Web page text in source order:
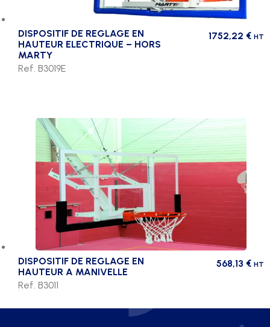
DISPOSITIF DE REGLAGE EN
HAUTEUR ELECTRIQUE – HORS
MARTY
1752,22 € HT
Ref. B3019E
DISPOSITIF DE REGLAGE EN
HAUTEUR A MANIVELLE
568,13 € HT
Ref. B3011